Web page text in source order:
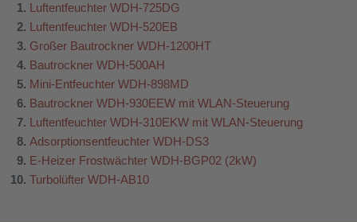
Luftentfeuchter WDH-725DG
Luftentfeuchter WDH-520EB
Großer Bautrockner WDH-1200HT
Bautrockner WDH-500AH
Mini-Entfeuchter WDH-898MD
Bautrockner WDH-930EEW mit WLAN-Steuerung
Luftentfeuchter WDH-310EKW mit WLAN-Steuerung
Adsorptionsentfeuchter WDH-DS3
E-Heizer Frostwächter WDH-BGP02 (2kW)
Turbolüfter WDH-AB10